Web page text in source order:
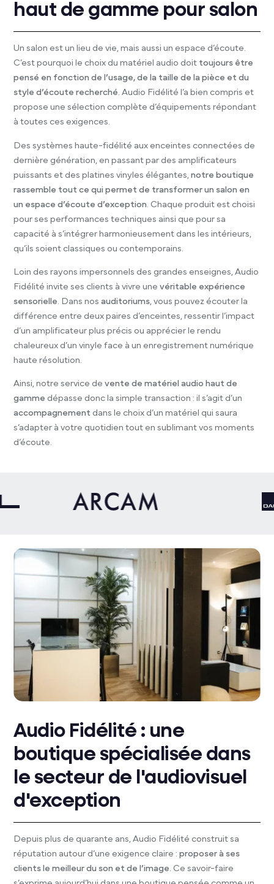
haut de gamme pour salon
Un salon est un lieu de vie, mais aussi un espace d’écoute.
C’est pourquoi le choix du matériel audio doit toujours être
pensé en fonction de l’usage, de la taille de la pièce et du
style d’écoute recherché. Audio Fidélité l’a bien compris et
propose une sélection complète d’équipements répondant
à toutes ces exigences.
Des systèmes haute-fidélité aux enceintes connectées de
dernière génération, en passant par des amplificateurs
puissants et des platines vinyles élégantes,notre boutique
rassemble tout ce qui permet de transformer un salon en
un espace d’écoute d’exception . Chaque produit est choisi
pour ses performances techniques ainsi que pour sa
capacité à s’intégrer harmonieusement dans les intérieurs,
qu’ils soient classiques ou contemporains.
Loin des rayons impersonnels des grandes enseignes, Audio
Fidélité invite ses clients à vivre unevéritable expérience
sensorielle . Dans nosauditoriums , vous pouvez écouter la
différence entre deux paires d’enceintes, ressentir l’impact
d’un amplificateur plus précis ou apprécier le rendu
chaleureux d’un vinyle face à un enregistrement numérique
haute résolution.
Ainsi, notre service devente de matériel audio haut de
gamme dépasse donc la simple transaction : il s’agit d’un
accompagnement dans le choix d’un matériel qui saura
s’adapter à votre quotidien tout en sublimant vos moments
d’écoute.
Audio Fidélité : une
boutique spécialisée dans
le secteur de l'audiovisuel
d'exception
Depuis plus de quarante ans, Audio Fidélité construit sa
réputation autour d’une exigence claire :proposer à ses
clients le meilleur du son et de l’image. Ce savoir-faire